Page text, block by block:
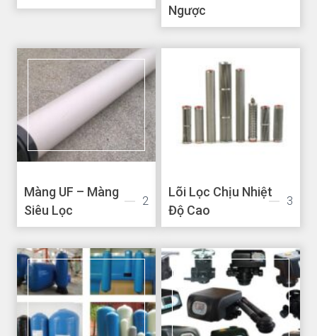
Ngược
Màng UF – Màng
Siêu Lọc
2
Lõi Lọc Chịu Nhiệt
Độ Cao
3